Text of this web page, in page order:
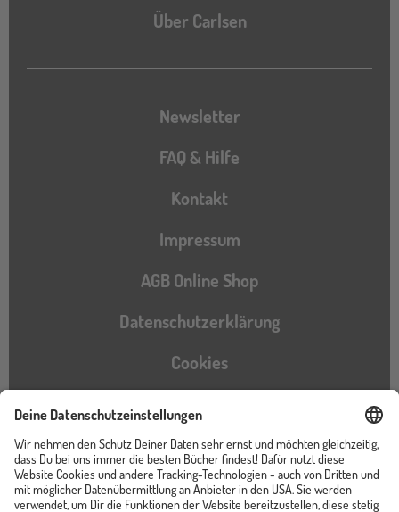
Über Carlsen
Newsletter
FAQ & Hilfe
Kontakt
Impressum
AGB Online Shop
Datenschutzerklärung
Cookies
Barrierefreiheitserklärung
Instagram
TikTokPinterestYouTubeFacebook